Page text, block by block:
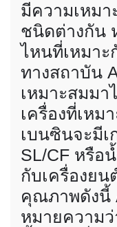
มีความเหมา
ชนิดต่างกัน
ไหนที่เหมาะ
ทางสถาบัน
เหมาะสมม
เครื่องที่เหม
เบนซินจะมี
SL/CF หรือ
กับเครื่องยน
คุณภาพดังนี้
หมายความ